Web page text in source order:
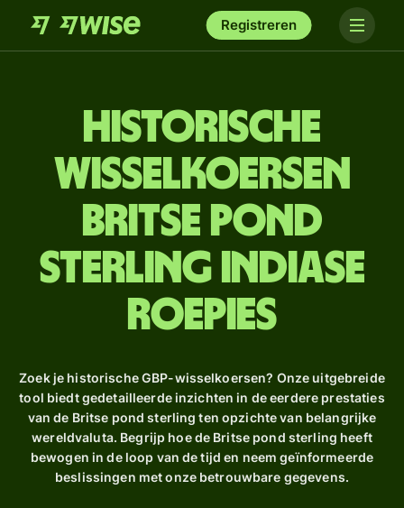
Registreren
Historische
wisselkoersen
Britse pond
sterling indiase
roepies
Zoek je historische GBP-wisselkoersen? Onze uitgebreide
tool biedt gedetailleerde inzichten in de eerdere prestaties
van de Britse pond sterling ten opzichte van belangrijke
wereldvaluta. Begrijp hoe de Britse pond sterling heeft
bewogen in de loop van de tijd en neem geïnformeerde
beslissingen met onze betrouwbare gegevens.